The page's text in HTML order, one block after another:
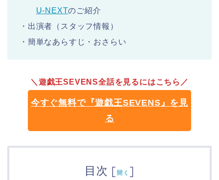
U-NEXTのご紹介
・出演者（スタッフ情報）
・簡単なあらすじ・おさらい
＼遊戯王SEVENS全話を見るにはこちら／
今すぐ無料で『遊戯王SEVENS』を見
る
目次 [開く ]